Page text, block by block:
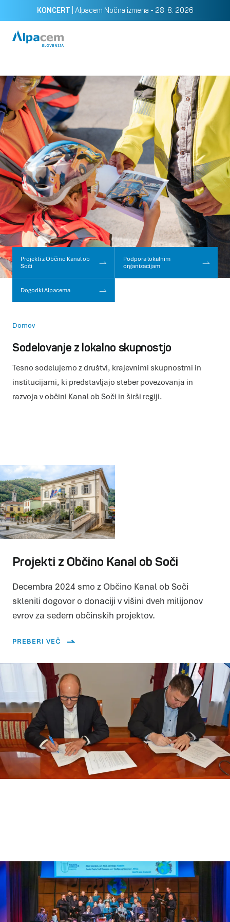
KONCERT Alpacem Nočna izmena - 28. 8. 2026
Projekti z Občino Kanal ob
Soči
Podpora lokalnim
organizacijam
Dogodki Alpacema
Domov
Sodelovanje z lokalno skupnostjo
Tesno sodelujemo z društvi, krajevnimi skupnostmi in
institucijami, ki predstavljajo steber povezovanja in
razvoja v občini Kanal ob Soči in širši regiji.
Projekti z Občino Kanal ob Soči
Decembra 2024 smo z Občino Kanal ob Soči
sklenili dogovor o donaciji v višini dveh milijonov
evrov za sedem občinskih projektov.
PREBERI VEČ